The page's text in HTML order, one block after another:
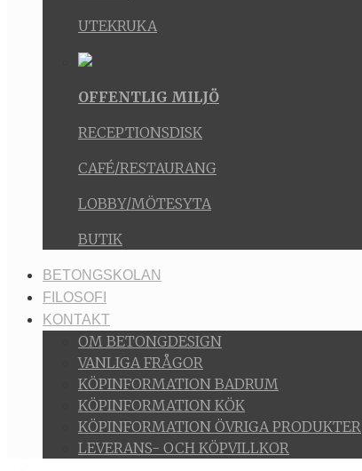
UTEKRUKA
OFFENTLIG MILJÖ
RECEPTIONSDISK
CAFÉ/RESTAURANG
LOBBY/MÖTESYTA
BUTIK
BETONGSKOLAN
FILOSOFI
KONTAKT
OM BETONGDESIGN
VANLIGA FRÅGOR
KÖPINFORMATION BADRUM
KÖPINFORMATION KÖK
KÖPINFORMATION ÖVRIGA PRODUKTER
LEVERANS- OCH KÖPVILLKOR